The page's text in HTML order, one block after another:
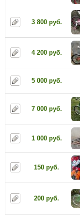
3 800 руб.
4 200 руб.
5 000 руб.
7 000 руб.
1 000 руб.
150 руб.
200 руб.